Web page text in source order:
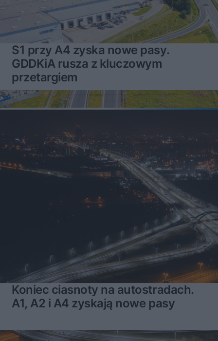
S1 przy A4 zyska nowe pasy.
GDDKiA rusza z kluczowym
przetargiem
Koniec ciasnoty na autostradach.
A1, A2 i A4 zyskają nowe pasy